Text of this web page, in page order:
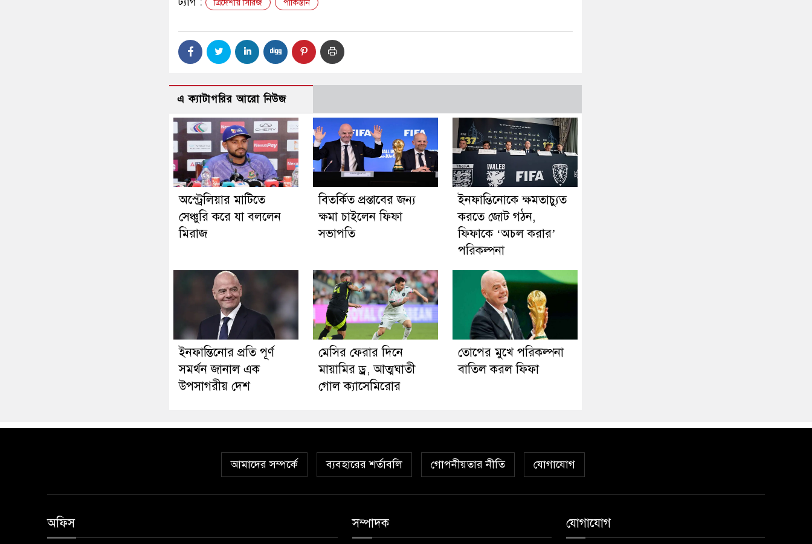
ত্রিদেশীয় সিরিজ পাকিস্তান
এ ক্যাটাগরির আরো নিউজ
অস্ট্রেলিয়ার মাটিতে
সেঞ্চুরি করে যা বললেন
মিরাজ
বিতর্কিত প্রস্তাবের জন্য
ক্ষমা চাইলেন ফিফা
সভাপতি
ইনফান্তিনোকে ক্ষমতাচ্যুত
করতে জোট গঠন,
ফিফাকে ‘অচল করার’
পরিকল্পনা
ইনফান্তিনোর প্রতি পূর্ণ
সমর্থন জানাল এক
উপসাগরীয় দেশ
মেসির ফেরার দিনে
মায়ামির ড্র, আত্মঘাতী
গোল ক্যাসেমিরোর
তোপের মুখে পরিকল্পনা
বাতিল করল ফিফা
আমাদের সম্পর্কে ব্যবহারের শর্তাবলি গোপনীয়তার নীতি যোগাযোগ
অফিস সম্পাদক যোগাযোগ